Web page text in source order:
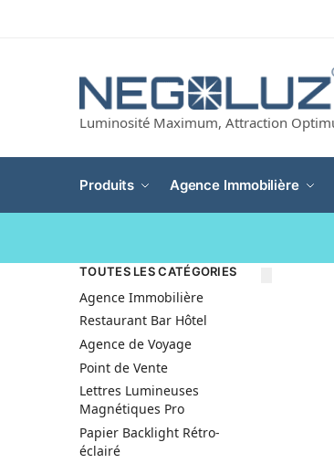
Luminosité Maximum, Attraction
Produits Agence Immobilière
TOUTES LES CATÉGORIES
Agence Immobilière
Restaurant Bar Hôtel
Agence de Voyage
Point de Vente
Lettres Lumineuses
Magnétiques Pro
Papier Backlight Rétro-
éclairé